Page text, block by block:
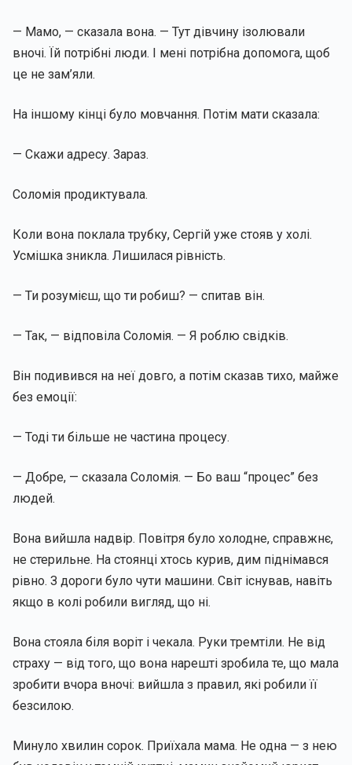
— Мамо, — сказала вона. — Тут дівчину ізолювали
вночі. Їй потрібні люди. І мені потрібна допомога, щоб
це не зам’яли.
На іншому кінці було мовчання. Потім мати сказала:
— Скажи адресу. Зараз.
Соломія продиктувала.
Коли вона поклала трубку, Сергій уже стояв у холі.
Усмішка зникла. Лишилася рівність.
— Ти розумієш, що ти робиш? — спитав він.
— Так, — відповіла Соломія. — Я роблю свідків.
Він подивився на неї довго, а потім сказав тихо, майже
без емоції:
— Тоді ти більше не частина процесу.
— Добре, — сказала Соломія. — Бо ваш “процес” без
людей.
Вона вийшла надвір. Повітря було холодне, справжнє,
не стерильне. На стоянці хтось курив, дим піднімався
рівно. З дороги було чути машини. Світ існував, навіть
якщо в колі робили вигляд, що ні.
Вона стояла біля воріт і чекала. Руки тремтіли. Не від
страху — від того, що вона нарешті зробила те, що мала
зробити вчора вночі: вийшла з правил, які робили її
безсилою.
Минуло хвилин сорок. Приїхала мама. Не одна — з нею